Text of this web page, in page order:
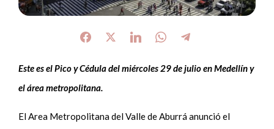
Este es el Pico y Cédula del miércoles 29 de julio en Medellín y
el área metropolitana.
El Area Metropolitana del Valle de Aburrá anunció el